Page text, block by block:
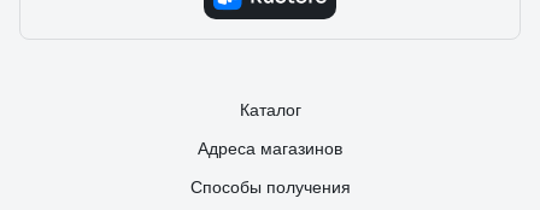
Каталог
Адреса магазинов
Способы получения